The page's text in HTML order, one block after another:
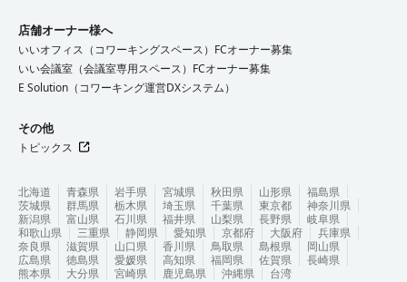
店舗オーナー様へ
いいオフィス（コワーキングスペース）FCオーナー募集
いい会議室（会議室専用スペース）FCオーナー募集
E Solution（コワーキング運営DXシステム）
その他
トピックス
北海道 青森県 岩手県 宮城県 秋田県 山形県
福島県
茨城県
群馬県 栃木県 埼玉県 千葉県 東京都
神奈川県
新潟県
富山県 石川県 福井県 山梨県 長野県
岐阜県
和歌山県
三重県 静岡県 愛知県 京都府 大阪府
兵庫県
奈良県
滋賀県 山口県 香川県 鳥取県 島根県
岡山県
広島県
徳島県 愛媛県 高知県 福岡県 佐賀県
長崎県
熊本県
大分県 宮崎県 鹿児島県 沖縄県
台湾